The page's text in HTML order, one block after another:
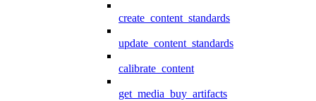
create_content_standards
update_content_standards
calibrate_content
get_media_buy_artifacts